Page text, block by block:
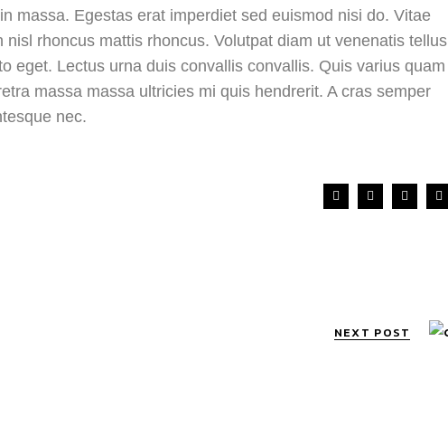
massa. Egestas erat imperdiet sed euismod nisi do. Vitae
rhoncus mattis rhoncus. Volutpat diam ut venenatis tellus
eget. Lectus urna duis convallis convallis. Quis varius quam
massa massa ultricies mi quis hendrerit. A cras semper
nec.
NEXT POST